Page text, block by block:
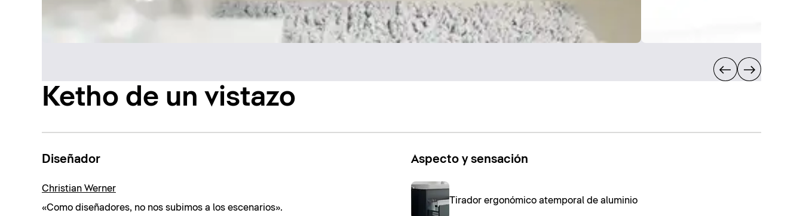
Ketho de un vistazo
Diseñador
Christian Werner
«Como diseñadores, no nos subimos a los escenarios».
Aspecto y sensación
Tirador ergonómico atemporal de aluminio